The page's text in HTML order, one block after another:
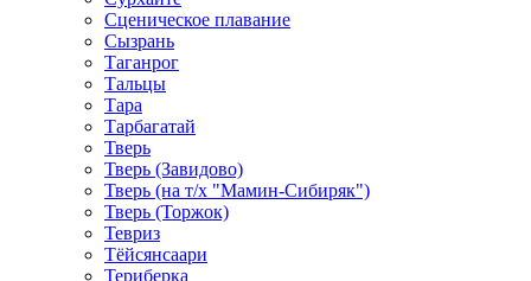
Сценическое плавание
Сызрань
Таганрог
Тальцы
Тара
Тарбагатай
Тверь
Тверь (Завидово)
Тверь (на т/х "Мамин-Сибиряк")
Тверь (Торжок)
Тевриз
Тёйсянсаари
Териберка